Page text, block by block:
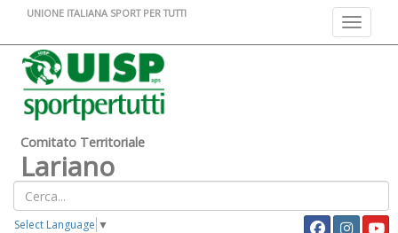
Toggle
UNIONE ITALIANA SPORT PER TUTTI
Comitato Territoriale
Lariano
Select Language ▼